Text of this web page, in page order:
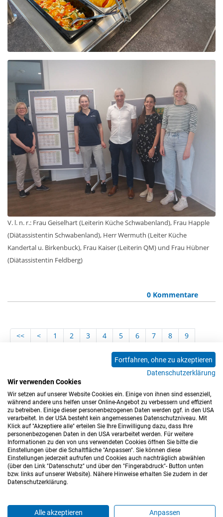
V. l. n. r.: Frau Geiselhart (Leiterin Küche Schwabenland), Frau Happle
(Diätassistentin Schwabenland), Herr Wermuth (Leiter Küche
Kandertal u. Birkenbuck), Frau Kaiser (Leiterin QM) und Frau Hübner
(Diätassistentin Feldberg)
0 Kommentare
<< < 1 2 3 4 5 6 7 8
9
15 16 17
18
24 25 26
27
28
29 30 31
37
> >>
Impressum Datenschutz Barrierefreiheitserklärung
Hinweisgeberkanal Blog Mitarbeiter*innen
Fortfahren, ohne zu akzeptieren
Datenschutzerklärung
Wir verwenden Cookies
Wir setzen auf unserer Website Cookies ein. Einige von ihnen sind essenziell,
während andere uns helfen unser Online-Angebot zu verbessern und effizient
zu betreiben. Einige dieser personenbezogenen Daten werden ggf. in den USA
verarbeitet. In der USA besteht kein angemessenes Datenschutzniveau. Mit
Klick auf "Akzeptiere alle" erteilen Sie Ihre Einwilligung dazu, dass Ihre
personenbezogenen Daten in den USA verarbeitet werden. Für weitere
Informationen zu den von uns verwendeten Cookies öffnen Sie bitte die
Einstellungen über die Schaltfläche "Anpassen". Sie können diese
Einstellungen jederzeit aufrufen und Cookies auch nachträglich abwählen
(über den Link "Datenschutz" und über den "Fingerabdruck"- Button unten
bzw. links auf unserer Website). Nähere Hinweise erhalten Sie zudem in der
Datenschutzerklärung.
Alle akzeptieren Anpassen